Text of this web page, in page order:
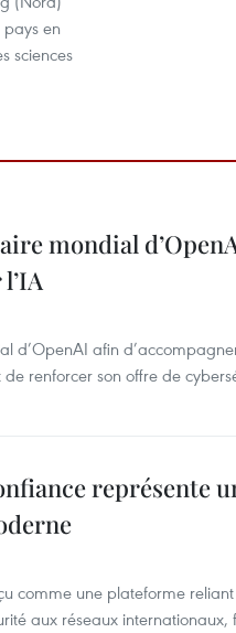
en
sciences
mondial
d’OpenAI afin
renforcer son offre de
représente
comme une plateforme
aux réseaux internationaux,